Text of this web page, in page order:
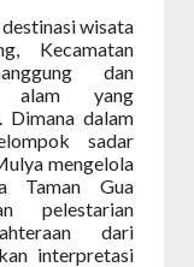
wisata
Kecamatan
dan
alam yang
Dimana dalam
sadar
mengelola
Taman Gua
pelestarian
dari
interpretasi